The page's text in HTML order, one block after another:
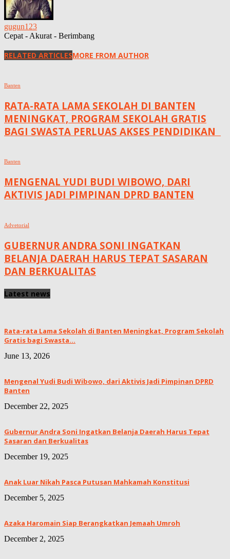
gugun123
Cepat - Akurat - Berimbang
RELATED ARTICLESMORE FROM AUTHOR
Banten
RATA-RATA LAMA SEKOLAH DI BANTEN
MENINGKAT, ‎PROGRAM SEKOLAH GRATIS
BAGI SWASTA PERLUAS AKSES PENDIDIKAN ‎ ‎
Banten
MENGENAL YUDI BUDI WIBOWO, DARI
AKTIVIS JADI PIMPINAN DPRD BANTEN
Advetorial
GUBERNUR ANDRA SONI INGATKAN
BELANJA DAERAH HARUS TEPAT SASARAN
DAN BERKUALITAS
Latest news
Rata-rata Lama Sekolah di Banten Meningkat, ‎Program Sekolah
Gratis bagi Swasta...
June 13, 2026
Mengenal Yudi Budi Wibowo, dari Aktivis Jadi Pimpinan DPRD
Banten
December 22, 2025
Gubernur Andra Soni Ingatkan Belanja Daerah Harus Tepat
Sasaran dan Berkualitas
December 19, 2025
Anak Luar Nikah Pasca Putusan Mahkamah Konstitusi
December 5, 2025
Azaka Haromain Siap Berangkatkan Jemaah Umroh
December 2, 2025